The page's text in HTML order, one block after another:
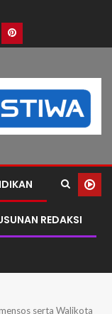
REDAKSI
serta Walikota